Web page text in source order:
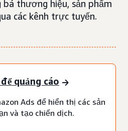
thương hiệu, sản phẩm
các kênh trực tuyến.
quảng cáo
Ads để hiển thị các sản
và tạo chiến dịch.